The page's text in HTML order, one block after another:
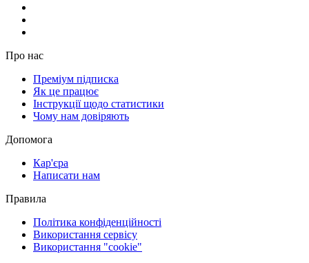
Про нас
Преміум підписка
Як це працює
Інструкції щодо статистики
Чому нам довіряють
Допомога
Кар'єра
Написати нам
Правила
Політика конфіденційності
Використання сервісу
Використання "cookie"